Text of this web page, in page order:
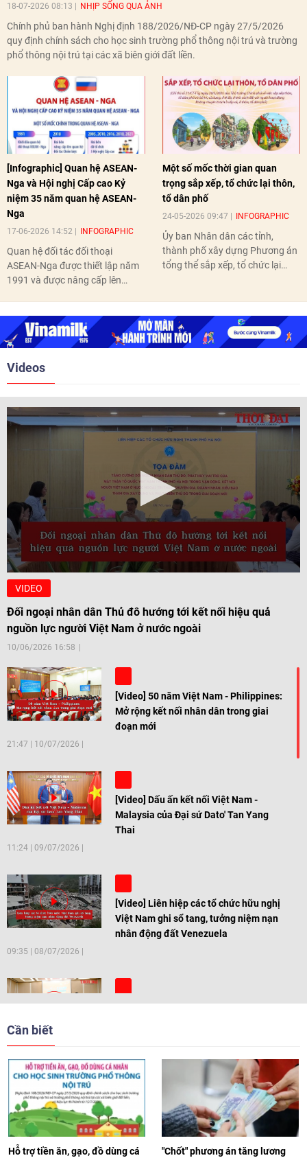
18-07-2026 08:13 NHỊP SỐNG QUA ẢNH
Chính phủ ban hành Nghị định 188/2026/NĐ-CP ngày 27/5/2026
quy định chính sách cho học sinh trường phổ thông nội trú và trường
phổ thông nội trú tại các xã biên giới đất liền.
[Infographic] Quan hệ ASEAN-
Nga và Hội nghị Cấp cao Kỷ
niệm 35 năm quan hệ ASEAN-
Nga
17-06-2026 14:52 INFOGRAPHIC
Quan hệ đối tác đối thoại
ASEAN-Nga được thiết lập năm
1991 và được nâng cấp lên
nghị Cấp cao vào các năm 2005,
2010, 2016, 2018, 2021.
Một số mốc thời gian quan
trọng sắp xếp, tổ chức lại thôn,
tổ dân phố
24-05-2026 09:47 INFOGRAPHIC
Ủy ban Nhân dân các tỉnh,
thành phố xây dựng Phương án
tổng thể sắp xếp, tổ chức lại
Videos
VIDEO
Đối ngoại nhân dân Thủ đô hướng tới kết nối hiệu quả
nguồn lực người Việt Nam ở nước ngoài
10/06/2026 16:58
[Video] 50 năm Việt Nam - Philippines:
Mở rộng kết nối nhân dân trong giai
đoạn mới
21:47 10/07/2026
[Video] Dấu ấn kết nối Việt Nam -
Malaysia của Đại sứ Dato' Tan Yang
Thai
11:24 09/07/2026
[Video] Liên hiệp các tổ chức hữu nghị
Việt Nam ghi sổ tang, tưởng niệm nạn
nhân động đất Venezuela
09:35 08/07/2026
[Video] Trẻ em Đông Á cùng kiến tạo
[Video] Âm nhạc flamenco gắn kết văn
hoá Việt Nam - Tây Ban Nha
11:10 17/06/2026
Cần biết
Hỗ trợ tiền ăn, gạo, đồ dùng cá
"Chốt" phương án tăng lương